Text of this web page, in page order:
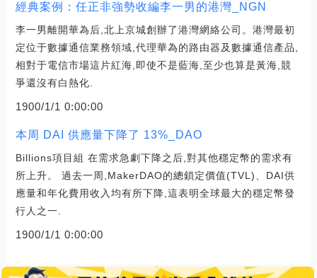
經典案例：任正非強勢收編李一男的港灣_NGN
李一男離開華為后,北上京城創辦了港灣網絡公司。港灣最初
定位于數據通信業務領域,代理華為的路由器及數據通信產品,
相對于電信市場這片紅海,即使不是藍海,至少也算是黃海,競
爭還沒有白熱化.
1900/1/1 0:00:00
本周 DAI 供應量下降了 13%_DAO
Billions項目組 在需求急劇下降之后,對其他穩定幣的需求有
所上升。 過去一周,MakerDAO的總鎖定價值(TVL)、DAI供
應量和年化費用收入均有所下降,這表明全球最大的穩定幣發
行人之一.
1900/1/1 0:00:00